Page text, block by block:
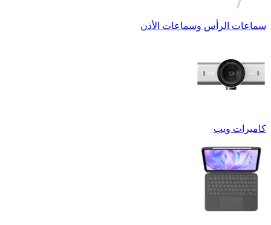
سماعات الرأس وسماعات الأذن
كاميرات ويب